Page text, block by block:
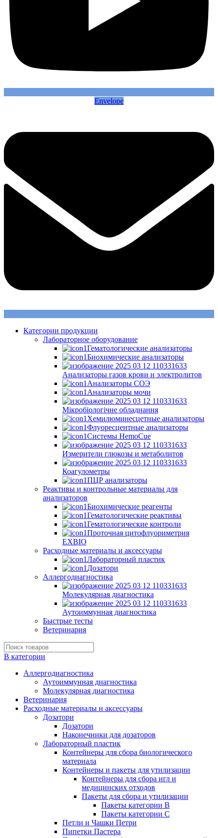
Envelope
Категории продукции
Лабораторное оборудование
Гематологические анализаторы
Биохимические анализаторы
Анализаторы газов крови и электролитов
Анализаторы СОЭ
Анализаторы мочи
Мікробіологічне обладнання
Хемилюминесцетные анализаторы
Флуоресцентные анализаторы
Системы HemoCue
Измерители глюкозы и метаболитов
Коагулометры
ПЦР анализаторы
Реактивы и контрольные материалы для
анализаторов
Биохимические реагенты
Гематологические реактивы
Гематологические контроли
Проточная цитофлуориметрия
EXBIO
Расходные материалы и аксессуары
Лабораторный пластик
Дозатори
Аллергодиагностика
Молекулярная диагностика
Аутоиммунная диагностика
Быстрые тесты
Ветеринария
В категории
Аллергодиагностика
Аутоиммунная диагностика
Молекулярная диагностика
Ветеринария
Расходные материалы и аксессуары
Дозатори
Дозатори
Наконечники для дозаторов
Лабораторный пластик
Контейнеры для сбора биологического
материала
Контейнеры и пакеты для утилизации
Контейнеры для сбора игл и
медицинских отходов
Пакеты для сбора и утилизации
Пакеты категории B
Пакеты категории C
Петли и Чашки Петри
Пипетки Пастера